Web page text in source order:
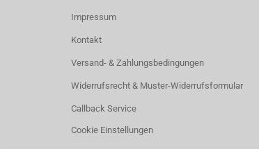
Impressum
Kontakt
Versand- & Zahlungsbedingungen
Widerrufsrecht & Muster-Widerrufsformular
Callback Service
Cookie Einstellungen